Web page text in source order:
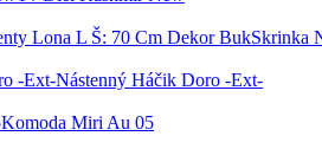
Skrinka
Nástenný Háčik Doro -Ext-
Komoda Miri Au 05